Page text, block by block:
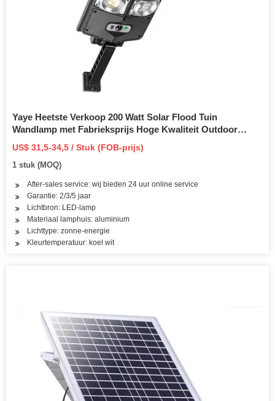
Yaye Heetste Verkoop 200 Watt Solar Flood Tuin
Wandlamp met Fabrieksprijs Hoge Kwaliteit Outdoor
Waterdicht /1000 STKS Voorraad /
US$ 31,5-34,5 / Stuk (FOB-prijs)
1 stuk (MOQ)
After-sales service: wij bieden 24 uur online service
Garantie: 2/3/5 jaar
Lichtbron: LED-lamp
Materiaal lamphuis: aluminium
Lichttype: zonne-energie
Kleurtemperatuur: koel wit